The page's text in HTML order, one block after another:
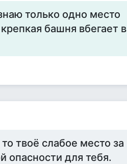
только одно место
башня вбегает в
твоё слабое место за
опасности для тебя.